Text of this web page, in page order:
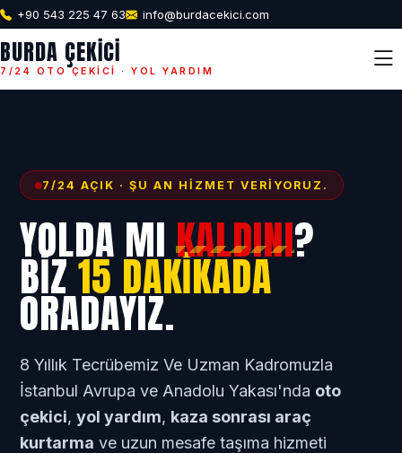
+90 543 225 47 63 info@burdacekici.com
BURDA ÇEKICI
7/24 OTO ÇEKICI · YOL YARDIM
7/24 AÇIK · ŞU AN HIZMET VERIYORUZ.
YOLDA MIKALDINI?
BIZ15 DAKIKADA
ORADAYIZ.
8 Yıllık Tecrübemiz Ve Uzman Kadromuzla
İstanbul Avrupa ve Anadolu Yakası'nda oto
çekici, yol yardım, kaza sonrası araç
kurtarma ve uzun mesafe taşıma hizmeti